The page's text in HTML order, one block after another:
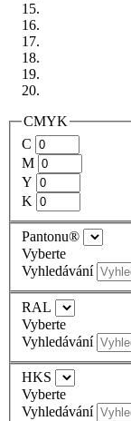
CMYK
C
M
Y
K
Pantonu®
Vyberte
Vyhledávání
RAL
Vyberte
Vyhledávání
HKS
Vyberte
Vyhledávání